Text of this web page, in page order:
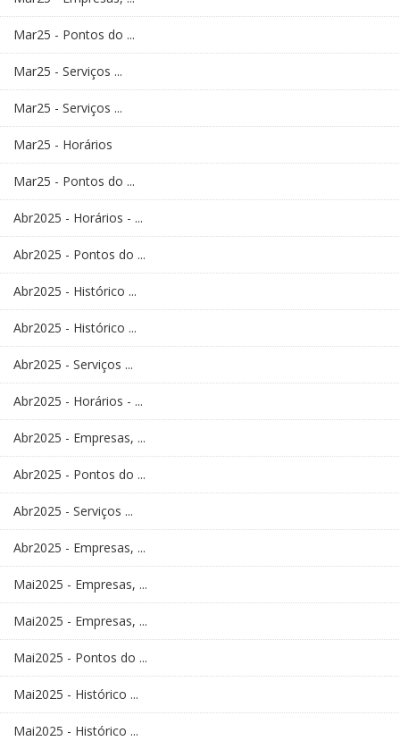
Mar25 - Pontos do ...
Mar25 - Serviços ...
Mar25 - Serviços ...
Mar25 - Horários
Mar25 - Pontos do ...
Abr2025 - Horários - ...
Abr2025 - Pontos do ...
Abr2025 - Histórico ...
Abr2025 - Histórico ...
Abr2025 - Serviços ...
Abr2025 - Horários - ...
Abr2025 - Empresas, ...
Abr2025 - Pontos do ...
Abr2025 - Serviços ...
Abr2025 - Empresas, ...
Mai2025 - Empresas, ...
Mai2025 - Empresas, ...
Mai2025 - Pontos do ...
Mai2025 - Histórico ...
Mai2025 - Histórico ...